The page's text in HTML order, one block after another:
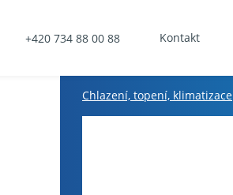
+420 734 88 00 88 Kontakt
Chlazení, topení, klimatizace